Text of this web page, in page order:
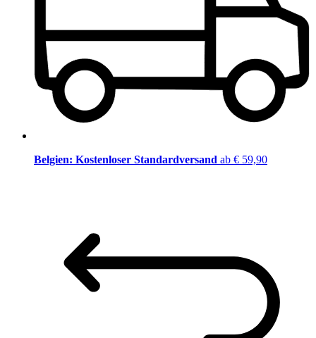
Belgien: Kostenloser Standardversand ab € 59,90